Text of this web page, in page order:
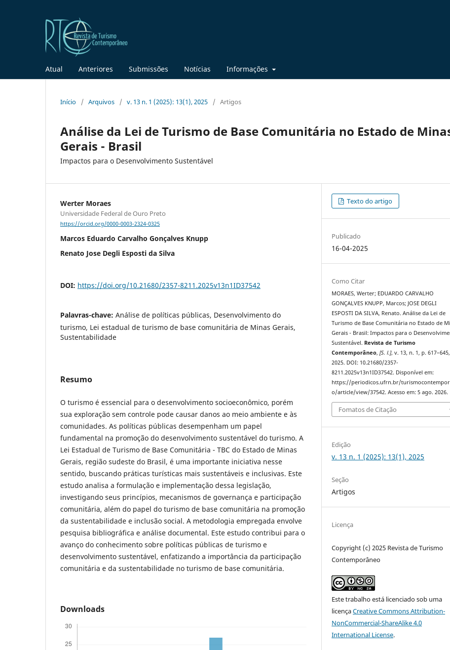
Atual Anteriores Submissões Notícias Informações
Início / Arquivos / v. 13 n. 1 (2025): 13(1), 2025 / Artigos
Análise da Lei de Turismo de Base Comunitária no Estado de
Gerais - Brasil
Impactos para o Desenvolvimento Sustentável
Werter Moraes
Universidade Federal de Ouro Preto
https://orcid.org/0000-0003-2324-0325
Marcos Eduardo Carvalho Gonçalves Knupp
Renato Jose Degli Esposti da Silva
DOI: https://doi.org/10.21680/2357-8211.2025v13n1ID37542
Palavras-chave: Análise de políticas públicas, Desenvolvimento do
turismo, Lei estadual de turismo de base comunitária de Minas Gerais,
Sustentabilidade
Resumo
O turismo é essencial para o desenvolvimento socioeconômico, porém
sua exploração sem controle pode causar danos ao meio ambiente e às
comunidades. As políticas públicas desempenham um papel
fundamental na promoção do desenvolvimento sustentável do turismo. A
Lei Estadual de Turismo de Base Comunitária - TBC do Estado de Minas
Gerais, região sudeste do Brasil, é uma importante iniciativa nesse
sentido, buscando práticas turísticas mais sustentáveis e inclusivas. Este
estudo analisa a formulação e implementação dessa legislação,
investigando seus princípios, mecanismos de governança e participação
comunitária, além do papel do turismo de base comunitária na promoção
da sustentabilidade e inclusão social. A metodologia empregada envolve
pesquisa bibliográfica e análise documental. Este estudo contribui para o
avanço do conhecimento sobre políticas públicas de turismo e
desenvolvimento sustentável, enfatizando a importância da participação
comunitária e da sustentabilidade no turismo de base comunitária.
Downloads
Texto do artigo
Publicado
16-04-2025
Como Citar
MORAES, Werter; EDUARDO CARVALHO
GONÇALVES KNUPP, Marcos; JOSE DEGLI
ESPOSTI DA SILVA, Renato. Análise da Lei de
Turismo de Base Comunitária no Estado de
Gerais - Brasil: Impactos para o
Sustentável. Revista de Turismo
Contemporâneo,[S. l.], v. 13, n. 1, p. 617–645,
2025. DOI: 10.21680/2357-
8211.2025v13n1ID37542. Disponível em:
https://periodicos.ufrn.br/
o/article/view/37542. Acesso em: 5 ago. 2026.
Fomatos de Citação
Edição
v. 13 n. 1 (2025): 13(1), 2025
Seção
Artigos
Licença
Copyright (c) 2025 Revista de Turismo
Contemporâneo
Este trabalho está licenciado sob uma
licençaCreative Commons Attribution-
NonCommercial-ShareAlike 4.0
International License.